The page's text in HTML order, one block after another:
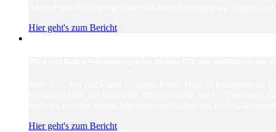
Hier geht's zum Bericht
Hier geht's zum Bericht